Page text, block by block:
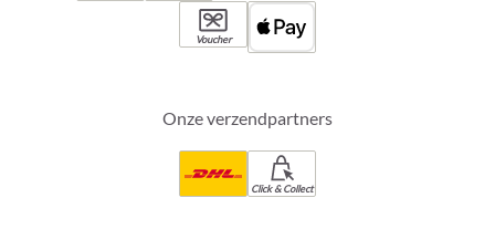
Voucher
Onze verzendpartners
Click & Collect